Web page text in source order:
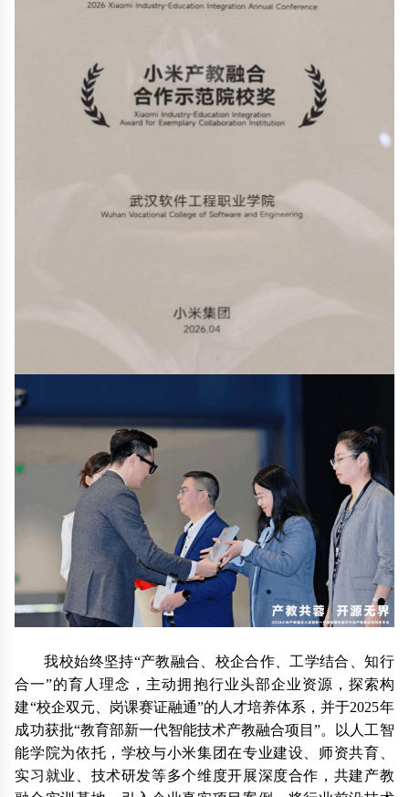
我校始终坚持“产教融合、校企合作、工学结合、知行
合一”的育人理念，主动拥抱行业头部企业资源，探索构
建“校企双元、岗课赛证融通”的人才培养体系，并于2025年
成功获批“教育部新一代智能技术产教融合项目”。以人工智
能学院为依托，学校与小米集团在专业建设、师资共育、
实习就业、技术研发等多个维度开展深度合作，共建产教